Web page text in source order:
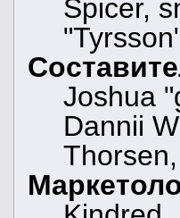
Spicer,
Joshua
Dannii